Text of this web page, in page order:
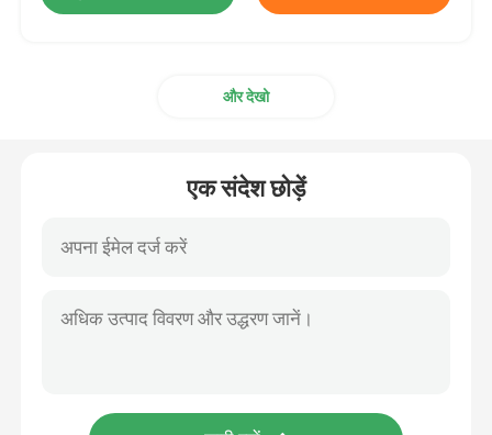
और देखो
एक संदेश छोड़ें